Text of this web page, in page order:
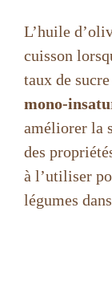
L’huile
cuisson
taux de
mono-
améliorer la
des
à l’utiliser
légumes